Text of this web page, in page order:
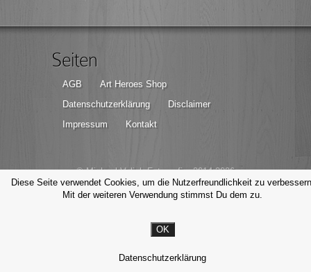
Seiten
AGB
Art Heroes Shop
Datenschutzerklärung
Disclaimer
Impressum
Kontakt
© Michael Valjak Fotografie, 2014-2026
Diese Seite verwendet Cookies, um die Nutzerfreundlichkeit zu
Mit der weiteren Verwendung stimmst Du dem zu.
OK
Datenschutzerklärung